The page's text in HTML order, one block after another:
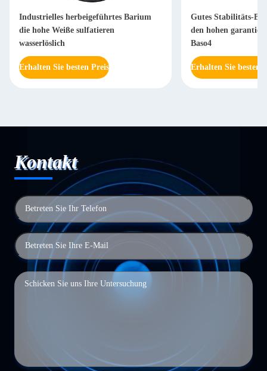
Industrielles herbeigeführtes Barium
die hohe Weiße sulfatieren
wasserlöslich
Erhalten Sie besten Preis
Gutes Stabilitäts-
den hohen
Baso4
Erhalten Sie besten
Kontakt